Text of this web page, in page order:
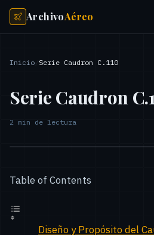
ArchivoAéreo
Inicio Serie Caudron C.110
Serie Caudron
2 min de lectura
Table of Contents
Diseño y Propósito del